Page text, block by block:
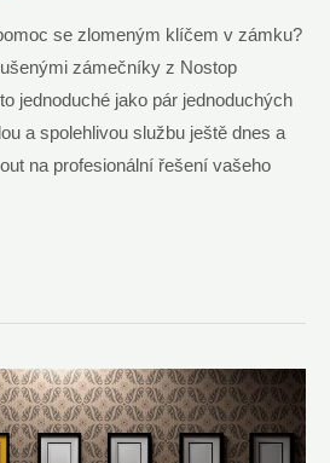
se zlomeným klíčem v zámku?
zámečníky z Nostop
jednoduché jako pár jednoduchých
a spolehlivou službu ještě dnes a
na profesionální řešení vašeho